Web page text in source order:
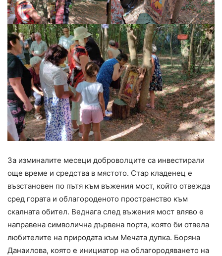
За изминалите месеци доброволците са инвестирали
още време и средства в мястото. Стар кладенец е
възстановен по пътя към въжения мост, който отвежда
сред гората и облагороденото пространство към
скалната обител. Веднага след въжения мост вляво е
направена символична дървена порта, която би отвела
любителите на природата към Мечата дупка. Боряна
Данаилова, която е инициатор на облагородяването на